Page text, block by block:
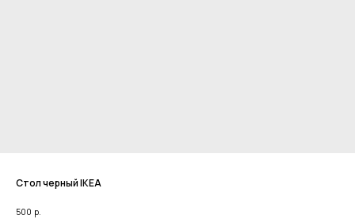
Стол черный IKEA
500 р.